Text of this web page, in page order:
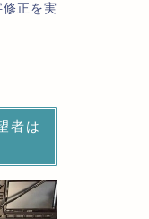
正を実
者は